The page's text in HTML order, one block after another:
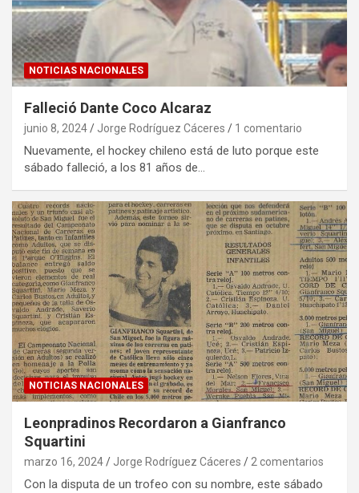
NOTICIAS NACIONALES
Falleció Dante Coco Alcaraz
junio 8, 2024 Jorge Rodríguez Cáceres 1 comentario
Nuevamente, el hockey chileno está de luto porque este
sábado falleció, a los 81 años de…
NOTICIAS NACIONALES
Leonpradinos Recordaron a Gianfranco
Squartini
marzo 16, 2024 Jorge Rodríguez Cáceres 2 comentarios
Con la disputa de un trofeo con su nombre, este sábado